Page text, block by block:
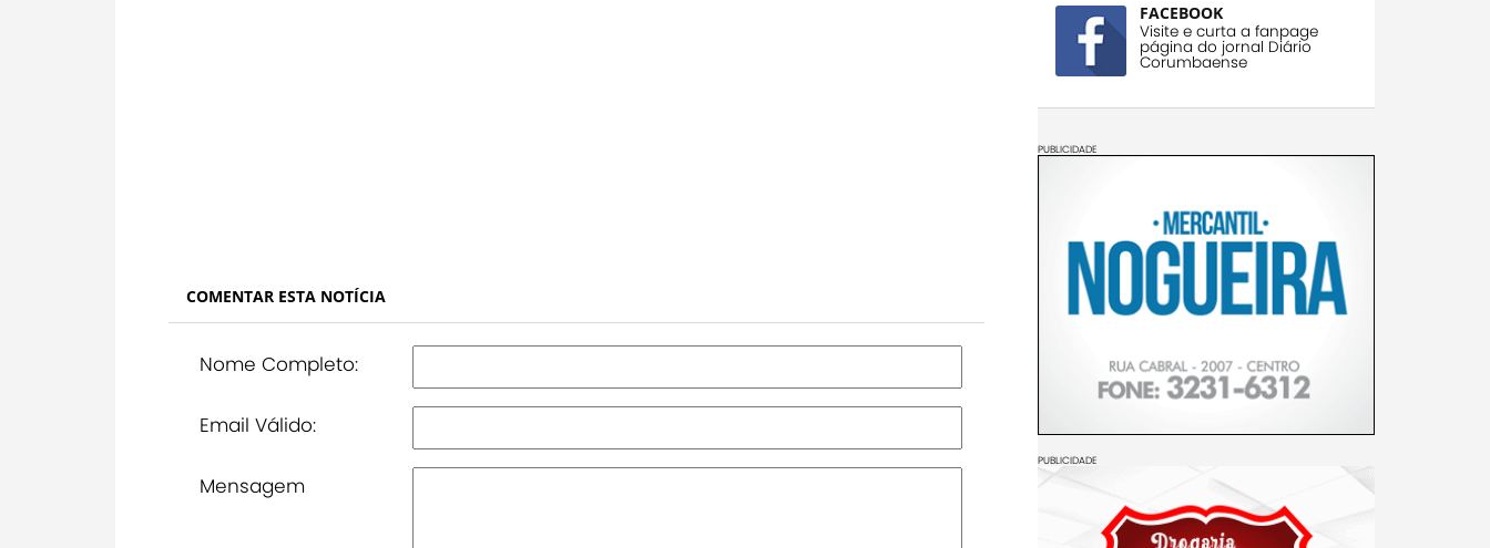
COMENTAR ESTA NOTÍCIA
Nome Completo:
Email Válido:
Mensagem
FACEBOOK
Visite e curta a fanpage
página do jornal Diário
Corumbaense
PUBLICIDADE
PUBLICIDADE